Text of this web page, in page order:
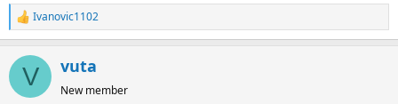
R
e
c
i
Ivanovic1102
V vuta
New member